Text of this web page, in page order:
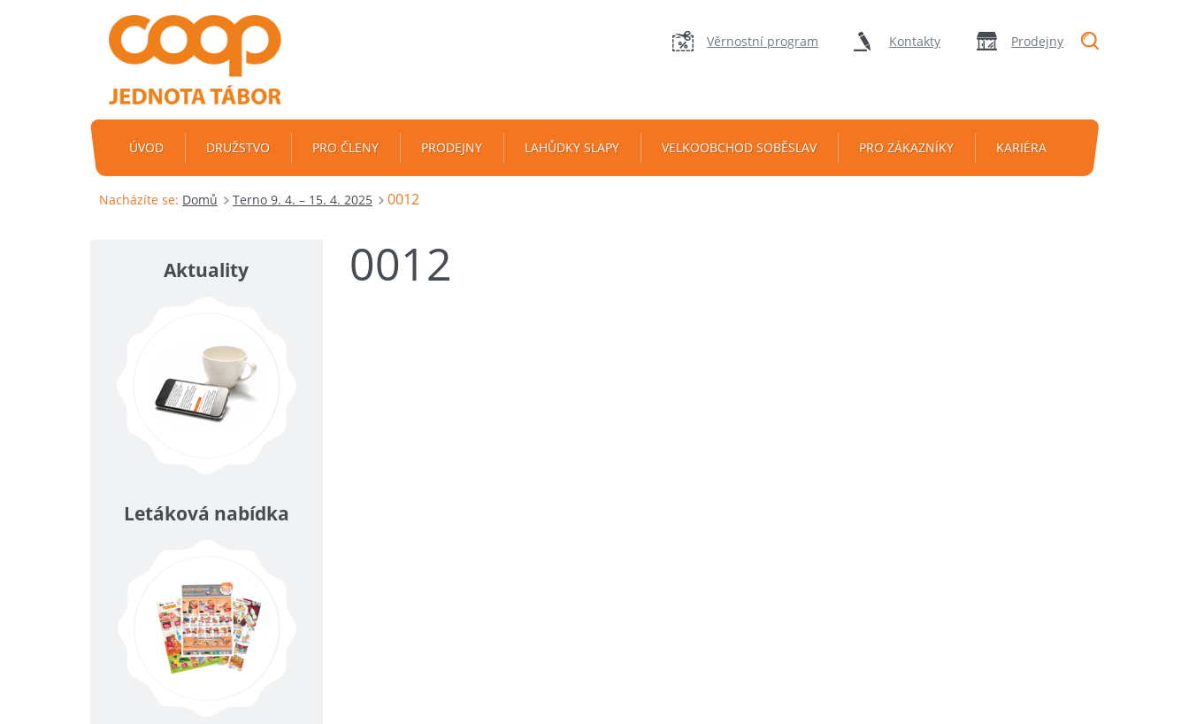
Věrnostní program Kontakty Prodejny
ÚVOD DRUŽSTVO PRO ČLENY PRODEJNY LAHŮDKY SLAPY VELKOOBCHOD SOBĚSLAV PRO ZÁKAZNÍKY KARIÉRA
Nacházíte se: Domů Terno 9. 4. – 15. 4. 2025 0012
0012
Aktuality
Letáková nabídka